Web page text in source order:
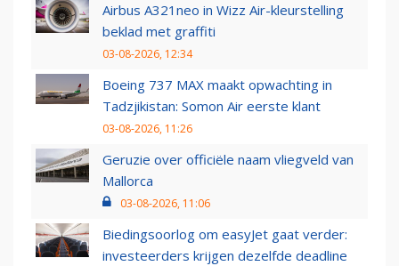
Airbus A321neo in Wizz Air-kleurstelling
beklad met graffiti
03-08-2026, 12:34
Boeing 737 MAX maakt opwachting in
Tadzjikistan: Somon Air eerste klant
03-08-2026, 11:26
Geruzie over officiële naam vliegveld van
Mallorca
03-08-2026, 11:06
Biedingsoorlog om easyJet gaat verder:
investeerders krijgen dezelfde deadline